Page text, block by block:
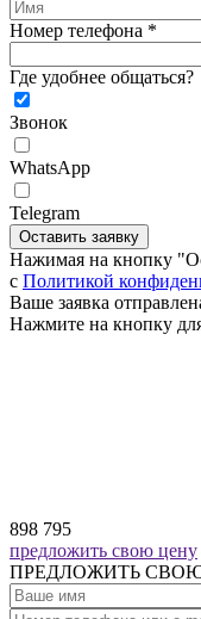
Номер телефона *
Где удобнее общаться?
Звонок
WhatsApp
Telegram
Оставить заявку
Нажимая на кнопку
c Политикой
Ваше заявка
Нажмите на кнопку
898 795
предложить свою цену
ПРЕДЛОЖИТЬ